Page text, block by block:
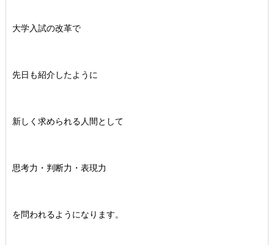
大学入試の改革で
先日も紹介したように
新しく求められる人間として
思考力・判断力・表現力
を問われるようになります。